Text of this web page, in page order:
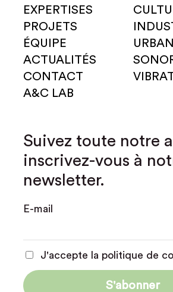
EXPERTISES
PROJETS
ÉQUIPE
ACTUALITÉS
CONTACT
A&C LAB
Suivez toute notre
inscrivez-vous à
newsletter.
E-mail
J'accepte la politique de